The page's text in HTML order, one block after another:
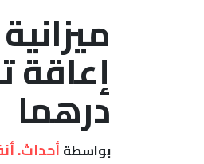
درهما
بواسطةأحداث.